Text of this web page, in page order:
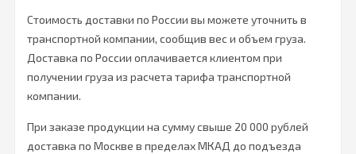
Стоимость доставки по России вы можете уточнить в
транспортной компании, сообщив вес и объем груза.
Доставка по России оплачивается клиентом при
получении груза из расчета тарифа транспортной
компании.
При заказе продукции на сумму свыше 20 000 рублей
доставка по Москве в пределах МКАД до подъезда